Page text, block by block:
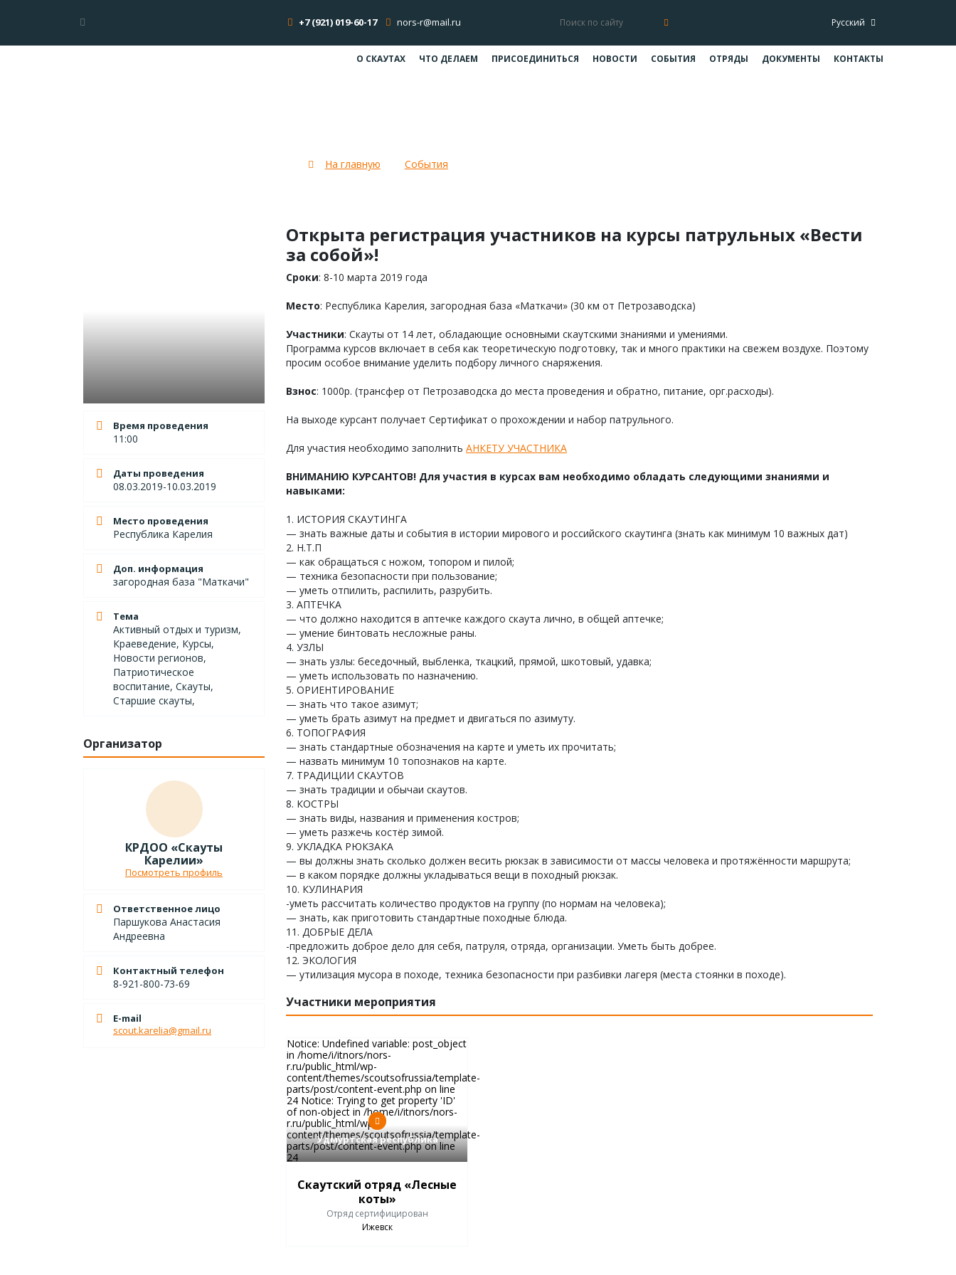
+7 (921) 019-60-17 nors-r@mail.ru Русский
О СКАУТАХ ЧТО ДЕЛАЕМ ПРИСОЕДИНИТЬСЯ НОВОСТИ СОБЫТИЯ ОТРЯДЫ ДОКУМЕНТЫ КОНТАКТЫ
На главную События
Время проведения
11:00
Даты проведения
08.03.2019-10.03.2019
Место проведения
Республика Карелия
Доп. информация
загородная база "Маткачи"
Тема
Активный отдых и туризм,
Краеведение, Курсы,
Новости регионов,
Патриотическое
воспитание, Скауты,
Старшие скауты,
Организатор
КРДОО «Скауты
Карелии»
Посмотреть профиль
Ответственное лицо
Паршукова Анастасия
Андреевна
Контактный телефон
8-921-800-73-69
E-mail
scout.karelia@gmail.ru
Открыта регистрация участников на курсы патрульных «Вести
за собой»!
Сроки: 8-10 марта 2019 года
Место: Республика Карелия, загородная база «Маткачи» (30 км от Петрозаводска)
Участники: Скауты от 14 лет, обладающие основными скаутскими знаниями и умениями.
Программа курсов включает в себя как теоретическую подготовку, так и много практики на свежем воздухе. Поэтому
просим особое внимание уделить подбору личного снаряжения.
Взнос: 1000р. (трансфер от Петрозаводска до места проведения и обратно, питание, орг.расходы).
На выходе курсант получает Сертификат о прохождении и набор патрульного.
Для участия необходимо заполнить АНКЕТУ УЧАСТНИКА
ВНИМАНИЮ КУРСАНТОВ! Для участия в курсах вам необходимо обладать следующими знаниями и
навыками:
1. ИСТОРИЯ СКАУТИНГА
— знать важные даты и события в истории мирового и российского скаутинга (знать как минимум 10 важных дат)
2. Н.Т.П
— как обращаться с ножом, топором и пилой;
— техника безопасности при пользование;
— уметь отпилить, распилить, разрубить.
3. АПТЕЧКА
— что должно находится в аптечке каждого скаута лично, в общей аптечке;
— умение бинтовать несложные раны.
4. УЗЛЫ
— знать узлы: беседочный, выбленка, ткацкий, прямой, шкотовый, удавка;
— уметь использовать по назначению.
5. ОРИЕНТИРОВАНИЕ
— знать что такое азимут;
— уметь брать азимут на предмет и двигаться по азимуту.
6. ТОПОГРАФИЯ
— знать стандартные обозначения на карте и уметь их прочитать;
— назвать минимум 10 топознаков на карте.
7. ТРАДИЦИИ СКАУТОВ
— знать традиции и обычаи скаутов.
8. КОСТРЫ
— знать виды, названия и применения костров;
— уметь разжечь костёр зимой.
9. УКЛАДКА РЮКЗАКА
— вы должны знать сколько должен весить рюкзак в зависимости от массы человека и протяжённости маршрута;
— в каком порядке должны укладываться вещи в походный рюкзак.
10. КУЛИНАРИЯ
-уметь рассчитать количество продуктов на группу (по нормам на человека);
— знать, как приготовить стандартные походные блюда.
11. ДОБРЫЕ ДЕЛА
-предложить доброе дело для себя, патруля, отряда, организации. Уметь быть добрее.
12. ЭКОЛОГИЯ
— утилизация мусора в походе, техника безопасности при разбивки лагеря (места стоянки в походе).
Участники мероприятия
Удмуртская республика
Notice: Undefined variable: post_object
in /home/i/itnors/nors-
r.ru/public_html/wp-
content/themes/scoutsofrussia/template-
parts/post/content-event.php on line
24 Notice: Trying to get property 'ID'
of non-object in /home/i/itnors/nors-
r.ru/public_html/wp-
content/themes/scoutsofrussia/template-
parts/post/content-event.php on line
24
Скаутский отряд «Лесные
коты»
Отряд сертифицирован
Ижевск